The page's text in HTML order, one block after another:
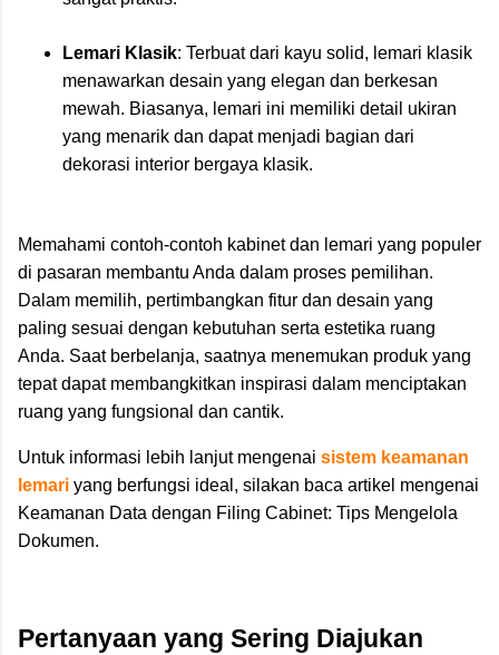
Lemari Klasik: Terbuat dari kayu solid, lemari klasik
menawarkan desain yang elegan dan berkesan
mewah. Biasanya, lemari ini memiliki detail ukiran
yang menarik dan dapat menjadi bagian dari
dekorasi interior bergaya klasik.
Memahami contoh-contoh kabinet dan lemari yang populer
di pasaran membantu Anda dalam proses pemilihan.
Dalam memilih, pertimbangkan fitur dan desain yang
paling sesuai dengan kebutuhan serta estetika ruang
Anda. Saat berbelanja, saatnya menemukan produk yang
tepat dapat membangkitkan inspirasi dalam menciptakan
ruang yang fungsional dan cantik.
Untuk informasi lebih lanjut mengenai sistem keamanan
lemari yang berfungsi ideal, silakan baca artikel mengenai
Keamanan Data dengan Filing Cabinet: Tips Mengelola
Dokumen.
Pertanyaan yang Sering Diajukan